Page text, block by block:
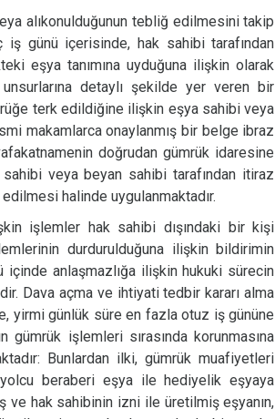
alıkonulduğunun tebliğ edilmesini takip
günü içerisinde, hak sahibi tarafından
eşya tanımına uyduğuna ilişkin olarak
detaylı şekilde yer veren bir
terk edildiğine ilişkin eşya sahibi veya
makamlarca onaylanmış bir belge ibraz
doğrudan gümrük idaresine
veya beyan sahibi tarafından itiraz
halinde uygulanmaktadır.
işlemler hak sahibi dışındaki bir kişi
durdurulduğuna ilişkin bildirimin
içinde anlaşmazlığa ilişkin hukuki sürecin
Dava açma ve ihtiyati tedbir kararı alma
yirmi günlük süre en fazla otuz iş gününe
gümrük işlemleri sırasında korunmasına
Bunlardan ilki, gümrük muafiyetleri
beraberi eşya ile hediyelik eşyaya
ve hak sahibinin izni ile üretilmiş eşyanın,